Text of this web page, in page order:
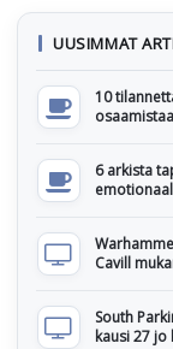
UUSIMMAT
10
6 arkista
Cavill
South
kausi 27 jo